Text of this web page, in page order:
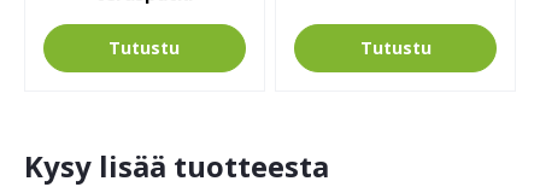
Tutustu Tutustu
Kysy lisää tuotteesta